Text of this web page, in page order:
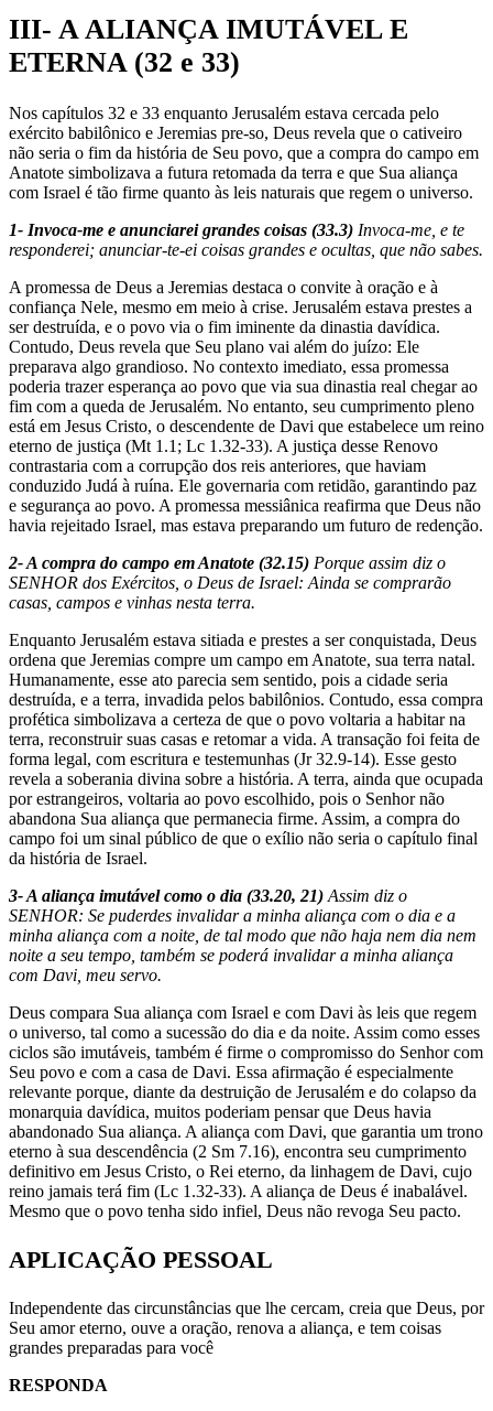
III- A ALIANÇA IMUTÁVEL E
ETERNA (32 e 33)
Nos capítulos 32 e 33 enquanto Jerusalém estava cercada pelo
exército babilônico e Jeremias pre-so, Deus revela que o cativeiro
não seria o fim da história de Seu povo, que a compra do campo em
Anatote simbolizava a futura retomada da terra e que Sua aliança
com Israel é tão firme quanto às leis naturais que regem o universo.
1- Invoca-me e anunciarei grandes coisas (33.3) Invoca-me, e te
responderei; anunciar-te-ei coisas grandes e ocultas, que não sabes.
A promessa de Deus a Jeremias destaca o convite à oração e à
confiança Nele, mesmo em meio à crise. Jerusalém estava prestes a
ser destruída, e o povo via o fim iminente da dinastia davídica.
Contudo, Deus revela que Seu plano vai além do juízo: Ele
preparava algo grandioso. No contexto imediato, essa promessa
poderia trazer esperança ao povo que via sua dinastia real chegar ao
fim com a queda de Jerusalém. No entanto, seu cumprimento pleno
está em Jesus Cristo, o descendente de Davi que estabelece um reino
eterno de justiça (Mt 1.1; Lc 1.32-33). A justiça desse Renovo
contrastaria com a corrupção dos reis anteriores, que haviam
conduzido Judá à ruína. Ele governaria com retidão, garantindo paz
e segurança ao povo. A promessa messiânica reafirma que Deus não
havia rejeitado Israel, mas estava preparando um futuro de redenção.
2- A compra do campo em Anatote (32.15) Porque assim diz o
SENHOR dos Exércitos, o Deus de Israel: Ainda se comprarão
casas, campos e vinhas nesta terra.
Enquanto Jerusalém estava sitiada e prestes a ser conquistada, Deus
ordena que Jeremias compre um campo em Anatote, sua terra natal.
Humanamente, esse ato parecia sem sentido, pois a cidade seria
destruída, e a terra, invadida pelos babilônios. Contudo, essa compra
profética simbolizava a certeza de que o povo voltaria a habitar na
terra, reconstruir suas casas e retomar a vida. A transação foi feita de
forma legal, com escritura e testemunhas (Jr 32.9-14). Esse gesto
revela a soberania divina sobre a história. A terra, ainda que ocupada
por estrangeiros, voltaria ao povo escolhido, pois o Senhor não
abandona Sua aliança que permanecia firme. Assim, a compra do
campo foi um sinal público de que o exílio não seria o capítulo final
da história de Israel.
3- A aliança imutável como o dia (33.20, 21) Assim diz o
SENHOR: Se puderdes invalidar a minha aliança com o dia e a
minha aliança com a noite, de tal modo que não haja nem dia nem
noite a seu tempo, também se poderá invalidar a minha aliança
com Davi, meu servo.
Deus compara Sua aliança com Israel e com Davi às leis que regem
o universo, tal como a sucessão do dia e da noite. Assim como esses
ciclos são imutáveis, também é firme o compromisso do Senhor com
Seu povo e com a casa de Davi. Essa afirmação é especialmente
relevante porque, diante da destruição de Jerusalém e do colapso da
monarquia davídica, muitos poderiam pensar que Deus havia
abandonado Sua aliança. A aliança com Davi, que garantia um trono
eterno à sua descendência (2 Sm 7.16), encontra seu cumprimento
definitivo em Jesus Cristo, o Rei eterno, da linhagem de Davi, cujo
reino jamais terá fim (Lc 1.32-33). A aliança de Deus é inabalável.
Mesmo que o povo tenha sido infiel, Deus não revoga Seu pacto.
APLICAÇÃO PESSOAL
Independente das circunstâncias que lhe cercam, creia que Deus, por
Seu amor eterno, ouve a oração, renova a aliança, e tem coisas
grandes preparadas para você
RESPONDA